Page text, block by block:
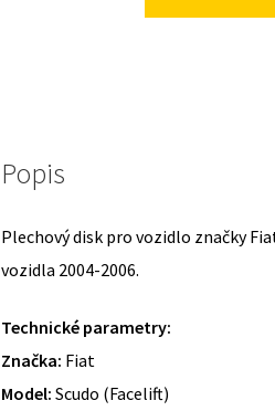
MNOŽSTVÍ
Popis
Plechový disk pro vozidlo značky
vozidla 2004-2006.
Technické parametry:
Značka: Fiat
Model: Scudo (Facelift)